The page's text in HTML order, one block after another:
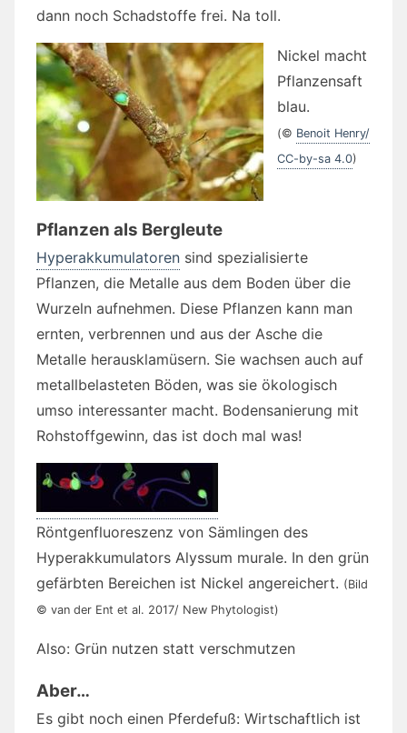
dann noch Schadstoffe frei. Na toll.
Nickel macht
Pflanzensaft
blau.
(© Benoit Henry/
CC-by-sa 4.0)
Pflanzen als Bergleute
Hyperakkumulatoren sind spezialisierte
Pflanzen, die Metalle aus dem Boden über die
Wurzeln aufnehmen. Diese Pflanzen kann man
ernten, verbrennen und aus der Asche die
Metalle herausklamüsern. Sie wachsen auch auf
metallbelasteten Böden, was sie ökologisch
umso interessanter macht. Bodensanierung mit
Rohstoffgewinn, das ist doch mal was!
Röntgenfluoreszenz von Sämlingen des
Hyperakkumulators Alyssum murale. In den grün
gefärbten Bereichen ist Nickel angereichert. (Bild
© van der Ent et al. 2017/ New Phytologist)
Also: Grün nutzen statt verschmutzen
Aber…
Es gibt noch einen Pferdefuß: Wirtschaftlich ist